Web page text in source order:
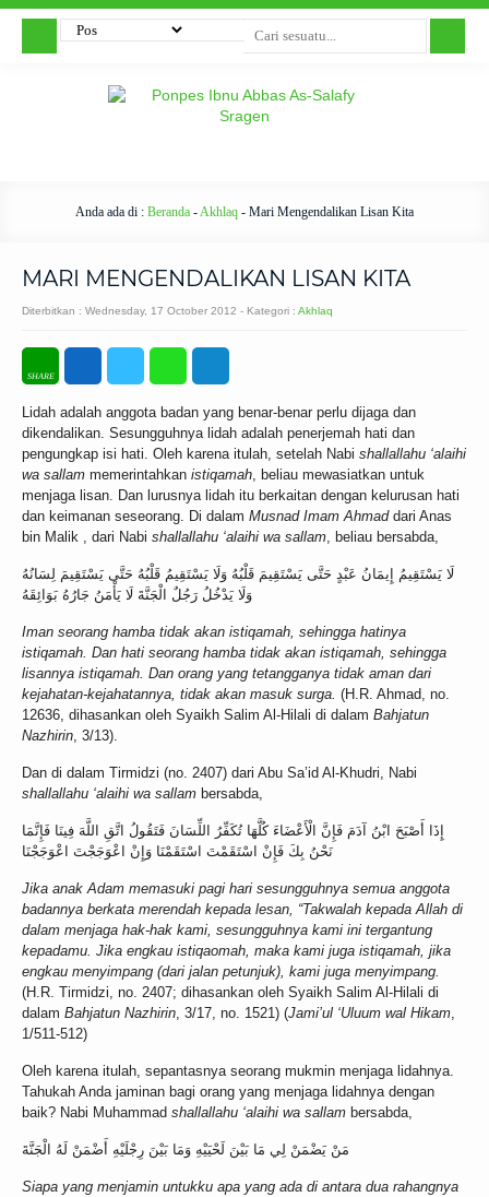
Anda ada di : Beranda -Akhlaq - Mari Mengendalikan Lisan Kita
MARI MENGENDALIKAN LISAN KITA
Diterbitkan : Wednesday, 17 October 2012 - Kategori : Akhlaq
Lidah adalah anggota badan yang benar-benar perlu dijaga dan
dikendalikan. Sesungguhnya lidah adalah penerjemah hati dan
pengungkap isi hati. Oleh karena itulah, setelah Nabi shallallahu ‘alaihi
wa sallam memerintahkan istiqamah, beliau mewasiatkan untuk
menjaga lisan. Dan lurusnya lidah itu berkaitan dengan kelurusan hati
dan keimanan seseorang. Di dalam Musnad Imam Ahmaddari Anas
bin Malik , dari Nabi shallallahu ‘alaihi wa sallam, beliau bersabda,
لَا يَسْتَقِيمُ إِيمَانُ عَبْدٍ حَتَّى يَسْتَقِيمَ قَلْبُهُ وَلَا يَسْتَقِيمُ قَلْبُهُ حَتَّى يَسْتَقِيمَ لِسَانُهُ
وَلَا يَدْخُلُ رَجُلٌ الْجَنَّةَ لَا يَأْمَنُ جَارُهُ بَوَائِقَهُ
Iman seorang hamba tidak akan istiqamah, sehingga hatinya
istiqamah. Dan hati seorang hamba tidak akan istiqamah, sehingga
lisannya istiqamah. Dan orang yang tetangganya tidak aman dari
kejahatan-kejahatannya, tidak akan masuk surga. (H.R. Ahmad, no.
12636, dihasankan oleh Syaikh Salim Al-Hilali di dalam Bahjatun
Nazhirin, 3/13).
Dan di dalam Tirmidzi (no. 2407) dari Abu Sa’id Al-Khudri, Nabi
shallallahu ‘alaihi wa sallam bersabda,
إِذَا أَصْبَحَ ابْنُ آدَمَ فَإِنَّ الْأَعْضَاءَ كُلَّهَا تُكَفِّرُ اللِّسَانَ فَتَقُولُ اتَّقِ اللَّهَ فِينَا فَإِنَّمَا
نَحْنُ بِكَ فَإِنْ اسْتَقَمْتَ اسْتَقَمْنَا وَإِنْ اعْوَجَجْتَ اعْوَجَجْنَا
Jika anak Adam memasuki pagi hari sesungguhnya semua anggota
badannya berkata merendah kepada lesan, “Takwalah kepada Allah di
dalam menjaga hak-hak kami, sesungguhnya kami ini tergantung
kepadamu. Jika engkau istiqaomah, maka kami juga istiqamah, jika
engkau menyimpang (dari jalan petunjuk), kami juga menyimpang.
(H.R. Tirmidzi, no. 2407; dihasankan oleh Syaikh Salim Al-Hilali di
dalam Bahjatun Nazhirin, 3/17, no. 1521) (Jami’ul ‘Uluum wal Hikam,
1/511-512)
Oleh karena itulah, sepantasnya seorang mukmin menjaga lidahnya.
Tahukah Anda jaminan bagi orang yang menjaga lidahnya dengan
baik? Nabi Muhammad shallallahu ‘alaihi wa sallam bersabda,
مَنْ يَضْمَنْ لِي مَا بَيْنَ لَحْيَيْهِ وَمَا بَيْنَ رِجْلَيْهِ أَضْمَنْ لَهُ الْجَنَّةَ
Siapa yang menjamin untukku apa yang ada di antara dua rahangnya